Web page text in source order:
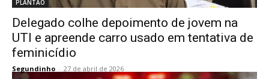
PLANTÃO
Delegado colhe depoimento de jovem na
UTI e apreende carro usado em tentativa de
feminicídio
Segundinho - 27 de abril de 2026